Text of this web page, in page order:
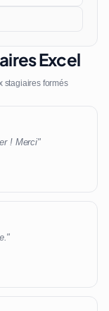
Excel
stagiaires formés
! Merci"